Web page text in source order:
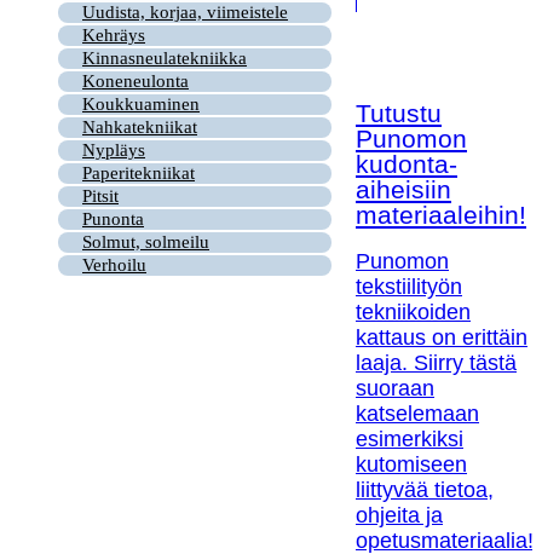
Uudista, korjaa, viimeistele
Kehräys
Kinnasneulatekniikka
Koneneulonta
Koukkuaminen
Nahkatekniikat
Nypläys
Paperitekniikat
Pitsit
Punonta
Solmut, solmeilu
Verhoilu
Tutustu
Punomon
kudonta-
aiheisiin
materiaaleihin!
Punomon
tekstiilityön
tekniikoiden
kattaus on erittäin
laaja. Siirry tästä
suoraan
katselemaan
esimerkiksi
kutomiseen
liittyvää tietoa,
ohjeita ja
opetusmateriaalia!